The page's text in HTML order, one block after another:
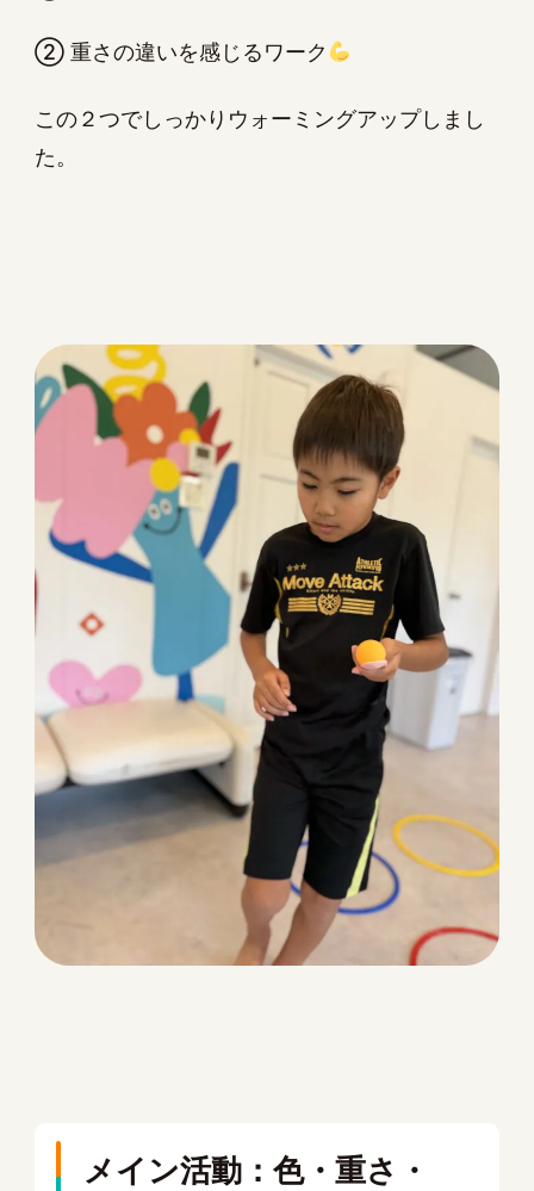
② 重さの違いを感じるワーク
この２つでしっかりウォーミングアップしまし
た。
メイン活動：色・重さ・